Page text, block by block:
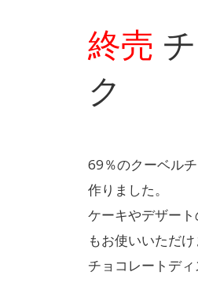
終売
ク
69％のクーベル
作りました。
ケーキやデザー
もお使いいただけ
チョコレートディ